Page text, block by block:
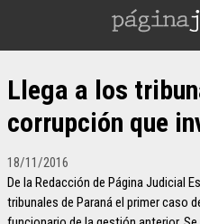
Llega a los
corrupción que
18/11/2016
De la Redacción de Página Judicial
tribunales de Paraná el primer caso